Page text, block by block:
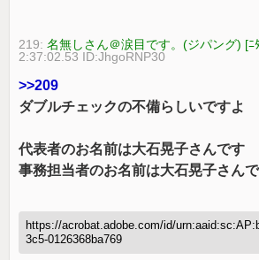
219:名無しさん＠涙目です。(ジパング) [ﾆ
2:37:02.53 ID:JhgoRNP30
>>209
ダブルチェックの不備らしいですよ
代表者のお名前は大石晃子さんです
事務担当者のお名前は大石晃子さん
https://acrobat.adobe.com/id/
3c5-0126368ba769